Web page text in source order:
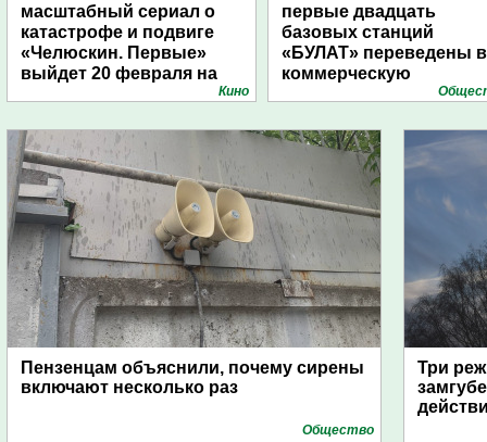
масштабный сериал о
катастрофе и подвиге
«Челюскин. Первые»
выйдет 20 февраля на
Кино
первые двадцать
базовых станций
«БУЛАТ» переведены в
коммерческую
Пензенцам объяснили, почему сирены
включают несколько раз
Общество
Три